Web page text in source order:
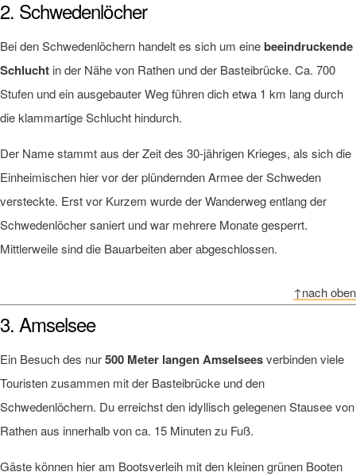
2. Schwedenlöcher
Bei den Schwedenlöchern handelt es sich um einebeeindruckende
Schlucht in der Nähe von Rathen und der Basteibrücke. Ca. 700
Stufen und ein ausgebauter Weg führen dich etwa 1 km lang durch
die klammartige Schlucht hindurch.
Der Name stammt aus der Zeit des 30-jährigen Krieges, als sich die
Einheimischen hier vor der plündernden Armee der Schweden
versteckte. Erst vor Kurzem wurde der Wanderweg entlang der
Schwedenlöcher saniert und war mehrere Monate gesperrt.
Mittlerweile sind die Bauarbeiten aber abgeschlossen.
↑nach oben
3. Amselsee
Ein Besuch des nur500 Meter langen Amselseesverbinden viele
Touristen zusammen mit der Basteibrücke und den
Schwedenlöchern. Du erreichst den idyllisch gelegenen Stausee von
Rathen aus innerhalb von ca. 15 Minuten zu Fuß.
Gäste können hier am Bootsverleih mit den kleinen grünen Booten